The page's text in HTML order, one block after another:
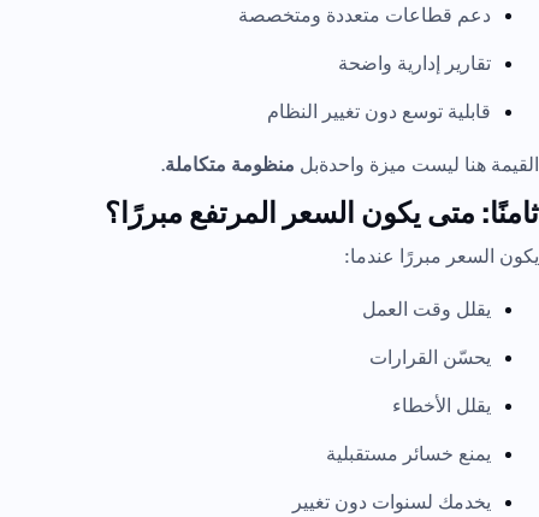
دعم قطاعات متعددة ومتخصصة
تقارير إدارية واضحة
قابلية توسع دون تغيير النظام
القيمة هنا ليست ميزة واحدةبل منظومة متكاملة.
ثامنًا: متى يكون السعر المرتفع مبررًا؟
يكون السعر مبررًا عندما:
يقلل وقت العمل
يحسّن القرارات
يقلل الأخطاء
يمنع خسائر مستقبلية
يخدمك لسنوات دون تغيير